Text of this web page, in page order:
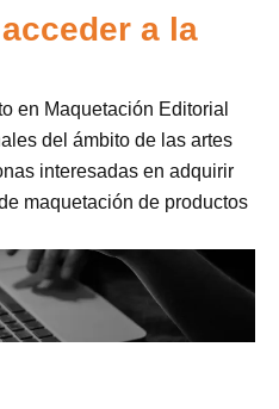
a la
en Maquetación Editorial
del ámbito de las artes
interesadas en adquirir
maquetación de productos